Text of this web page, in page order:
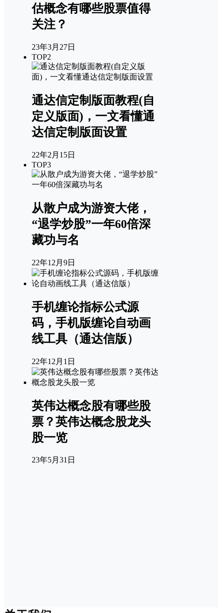
估概念有哪些股票值得
关注？
23年3月27日
TOP2
通达信定制版面教程(自
定义版面)，一文看懂通
达信定制版面设置
22年2月15日
TOP3
从散户成为游资大佬，
“退学炒股”一年60倍深
藏功与名
22年12月9日
手机缠论指标公式源
码，手机版缠论自动画
线工具（通达信版）
22年12月1日
英伟达概念股有哪些股
票？英伟达概念股龙头
股一览
23年5月31日